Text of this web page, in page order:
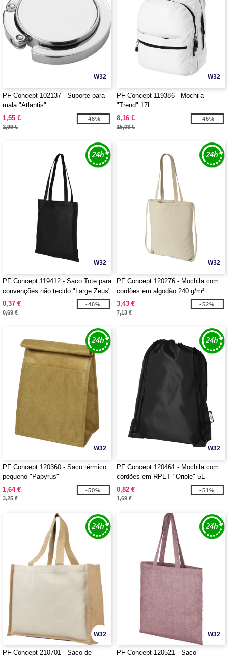
W32
PF Concept 102137 - Suporte para
mala "Atlantis"
1,55 €
2,99 €
-48%
W32
PF Concept 119386 - Mochila
"Trend" 17L
8,16 €
15,03 €
-46%
W32
PF Concept 119412 - Saco Tote para
convenções não tecido "Large Zeus"
0,37 €
0,69 €
-46%
W32
PF Concept 120276 - Mochila com
cordões em algodão 240 g/m²
"Eliza" 6L
3,43 €
7,13 €
-52%
W32
PF Concept 120360 - Saco térmico
pequeno "Papyrus"
1,64 €
3,25 €
-50%
W32
PF Concept 120461 - Mochila com
cordões em RPET "Oriole" 5L
0,82 €
1,69 €
-51%
W32
PF Concept 210701 - Saco de
W32
PF Concept 120521 - Saco